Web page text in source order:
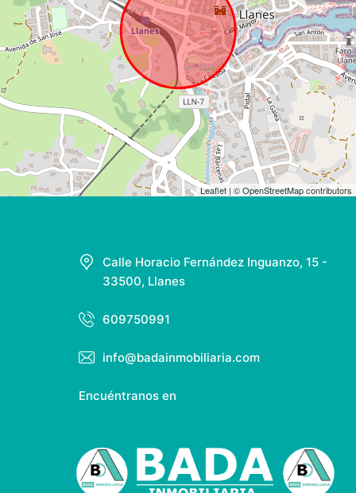
Leaflet| ©OpenStreetMapcontributors
Calle Horacio Fernández Inguanzo, 15 -
33500, Llanes
609750991
info@badainmobiliaria.com
Encuéntranos en